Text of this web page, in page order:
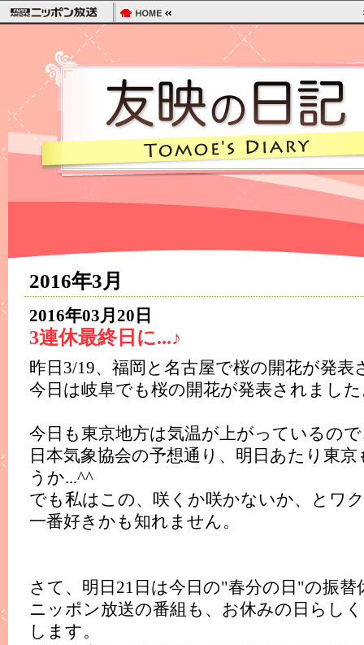
2016年3月
2016年03月20日
3連休最終日に...♪
昨日3/19、福岡と名古屋で桜の開花が発表
今日は岐阜でも桜の開花が発表されました
今日も東京地方は気温が上がっているの
日本気象協会の予想通り、明日あたり東
うか...^^
でも私はこの、咲くか咲かないか、とワ
一番好きかも知れません。
さて、明日21日は今日の"春分の日"の振替
ニッポン放送の番組も、お休みの日らし
します。